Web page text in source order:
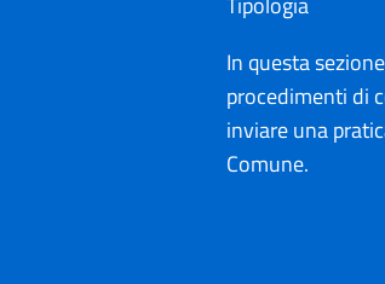
In questa
procedimenti di
inviare una
Comune.